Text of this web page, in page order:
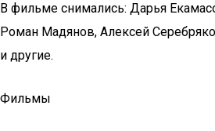
В фильме снимались: Дарья
Роман Мадянов, Алексей
и другие.
Фильмы